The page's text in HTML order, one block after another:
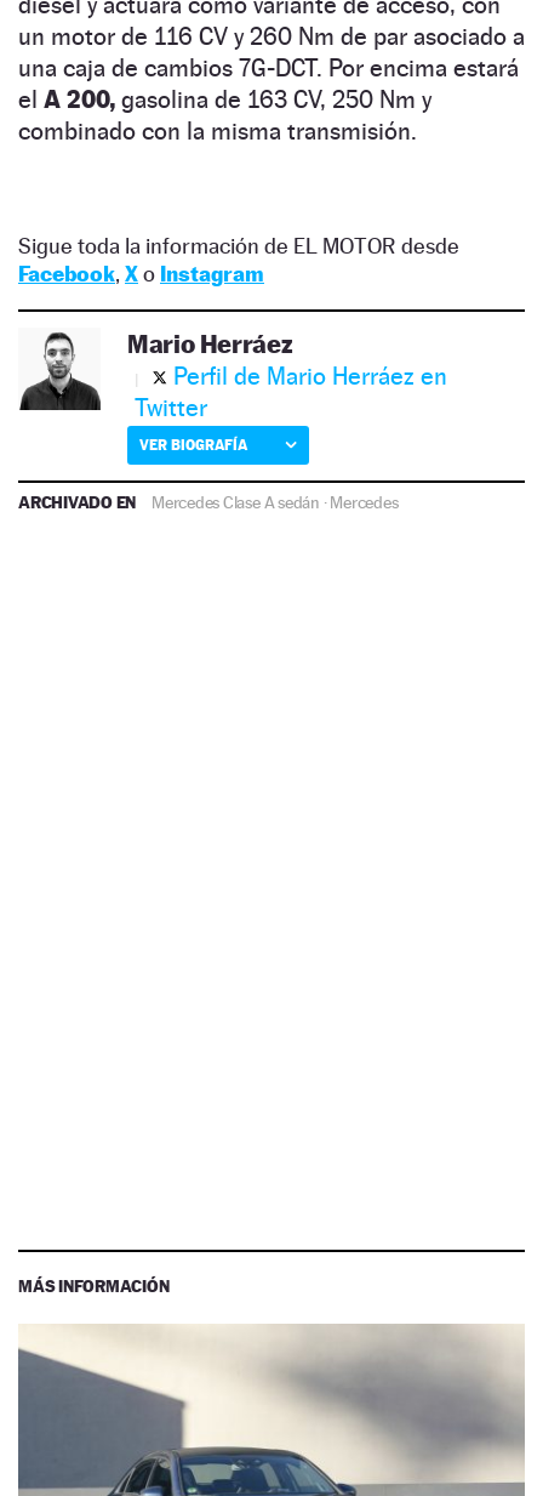
un motor de 116 CV y 260 Nm de par asociado a
una caja de cambios 7G-DCT. Por encima estará
el A 200, gasolina de 163 CV, 250 Nm y
combinado con la misma transmisión.
Sigue toda la información de EL MOTOR desde
Facebook, Xo Instagram
Mario Herráez
Perfil de Mario Herráez en
Twitter
VER BIOGRAFÍA
ARCHIVADO EN Mercedes Clase A sedán ·Mercedes
MÁS INFORMACIÓN